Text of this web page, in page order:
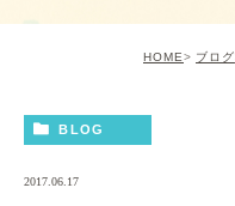
HOME ブログ
BLOG
2017.06.17